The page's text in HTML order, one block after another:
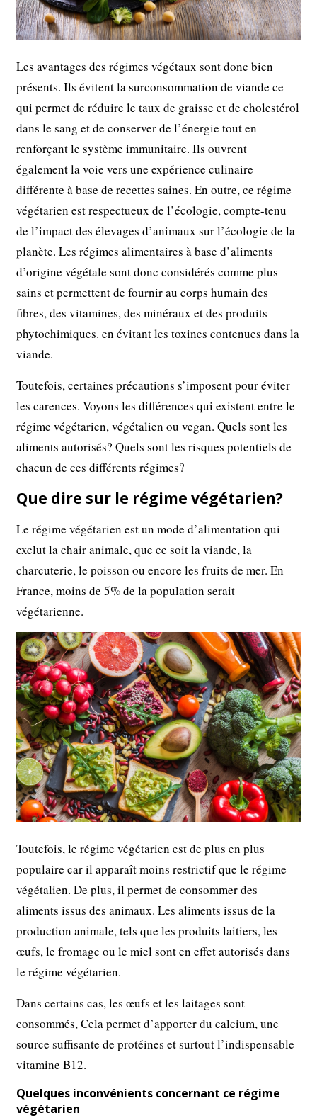
Les avantages des régimes végétaux sont donc bien
présents. Ils évitent la surconsommation de viande ce
qui permet de réduire le taux de graisse et de cholestérol
dans le sang et de conserver de l’énergie tout en
renforçant le système immunitaire. Ils ouvrent
également la voie vers une expérience culinaire
différente à base de recettes saines. En outre, ce régime
végétarien est respectueux de l’écologie, compte-tenu
de l’impact des élevages d’animaux sur l’écologie de la
planète. Les régimes alimentaires à base d’aliments
d’origine végétale sont donc considérés comme plus
sains et permettent de fournir au corps humain des
fibres, des vitamines, des minéraux et des produits
phytochimiques. en évitant les toxines contenues dans la
viande.
Toutefois, certaines précautions s’imposent pour éviter
les carences. Voyons les différences qui existent entre le
régime végétarien, végétalien ou vegan. Quels sont les
aliments autorisés? Quels sont les risques potentiels de
chacun de ces différents régimes?
Que dire sur le régime végétarien?
Le régime végétarien est un mode d’alimentation qui
exclut la chair animale, que ce soit la viande, la
charcuterie, le poisson ou encore les fruits de mer. En
France, moins de 5% de la population serait
végétarienne.
Toutefois, le régime végétarien est de plus en plus
populaire car il apparaît moins restrictif que le régime
végétalien. De plus, il permet de consommer des
aliments issus des animaux. Les aliments issus de la
production animale, tels que les produits laitiers, les
œufs, le fromage ou le miel sont en effet autorisés dans
le régime végétarien.
Dans certains cas, les œufs et les laitages sont
consommés, Cela permet d’apporter du calcium, une
source suffisante de protéines et surtout l’indispensable
vitamine B12.
Quelques inconvénients concernant ce régime
végétarien